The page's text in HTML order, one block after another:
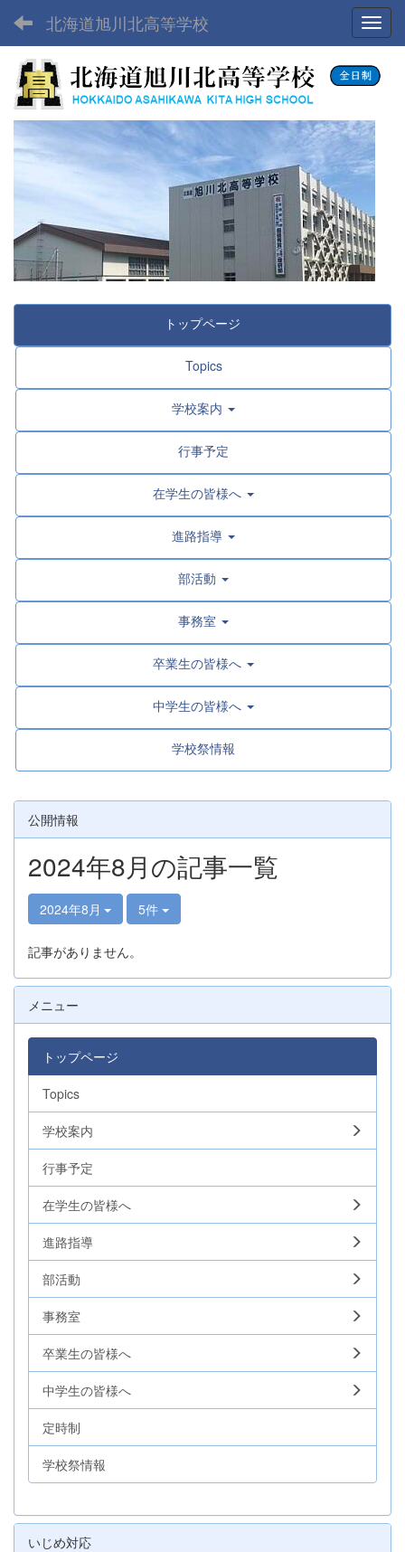
北海道旭川北高等学校
トップページ
Topics
学校案内
行事予定
在学生の皆様へ
進路指導
部活動
事務室
卒業生の皆様へ
中学生の皆様へ
学校祭情報
公開情報
2024年8月の記事一覧
2024年8月 5件
記事がありません。
メニュー
トップページ
Topics
学校案内
行事予定
在学生の皆様へ
進路指導
部活動
事務室
卒業生の皆様へ
中学生の皆様へ
定時制
学校祭情報
いじめ対応